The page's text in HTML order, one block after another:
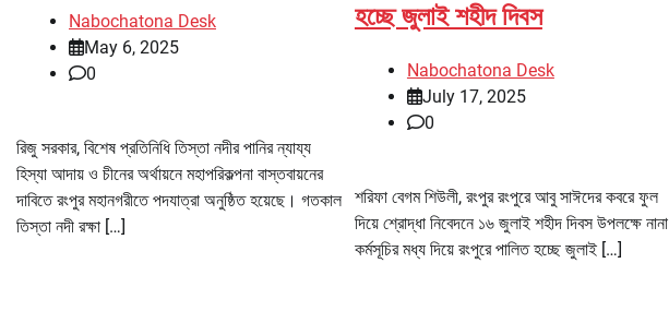
Nabochatona Desk
May 6, 2025
0
রিজু সরকার, বিশেষ প্রতিনিধি তিস্তা নদীর পানির ন্যায্য
হিস্যা আদায় ও চীনের অর্থায়নে মহাপরিকল্পনা বাস্তবায়নের
দাবিতে রংপুর মহানগরীতে পদযাত্রা অনুষ্ঠিত হয়েছে। গতকাল
তিস্তা নদী রক্ষা […]
হচ্ছে জুলাই শহীদ দিবস
Nabochatona Desk
July 17, 2025
0
শরিফা বেগম শিউলী, রংপুর রংপুরে আবু সাঈদের কবরে ফুল
দিয়ে শ্রোদ্ধা নিবেদনে ১৬ জুলাই শহীদ দিবস উপলক্ষে নানা
কর্মসূচির মধ্য দিয়ে রংপুরে পালিত হচ্ছে জুলাই […]